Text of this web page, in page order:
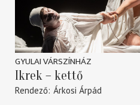
GYULAI VÁRSZÍNHÁZ
Ikrek – kettő
Rendező Árkosi Árpád